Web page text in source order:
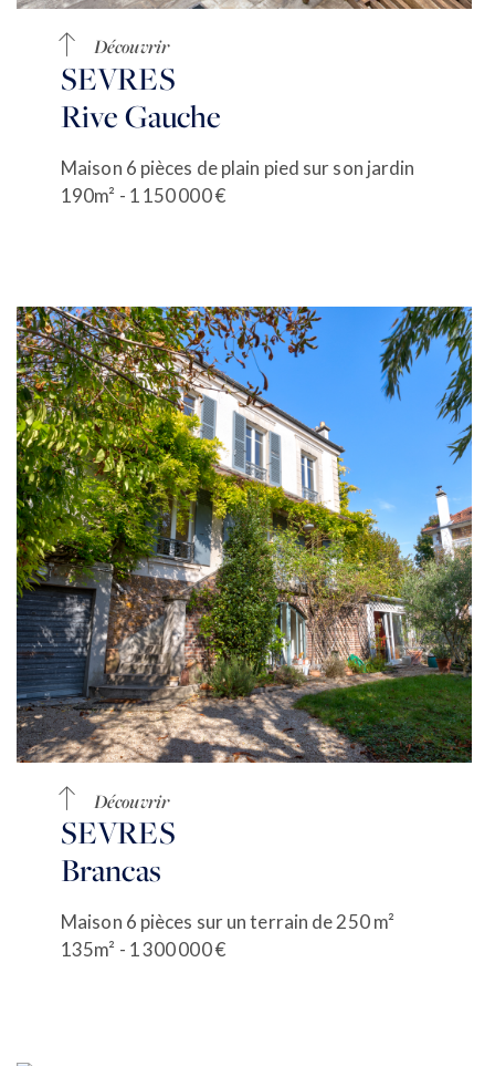
Découvrir
SEVRES
Rive Gauche
Maison 6 pièces de plain pied sur son jardin
190m² - 1 150 000 €
Découvrir
SEVRES
Brancas
Maison 6 pièces sur un terrain de 250 m²
135m² - 1 300 000 €